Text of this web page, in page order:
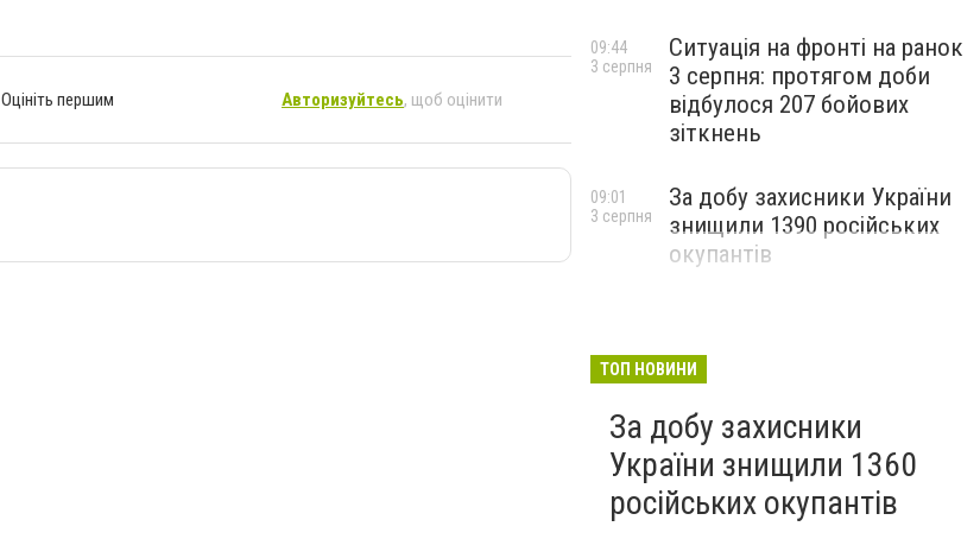
Оцініть першим Авторизуйтесь, щоб оцінити
Ситуація на фронті на ранок
3 серпня: протягом доби
відбулося 207 бойових
зіткнень
09:44
3 серпня
За добу захисники України
знищили 1390 російських
окупантів
09:01
3 серпня
ТОП НОВИНИ
За добу захисники
України знищили 1360
російських окупантів